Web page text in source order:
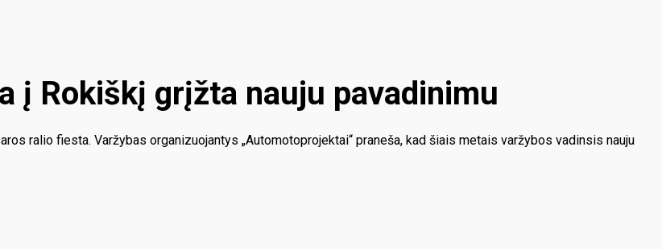
į Rokiškį grįžta nauju pavadinimu
ralio fiesta. Varžybas organizuojantys „Automotoprojektai“ praneša, kad šiais metais varžybos vadinsis nauju